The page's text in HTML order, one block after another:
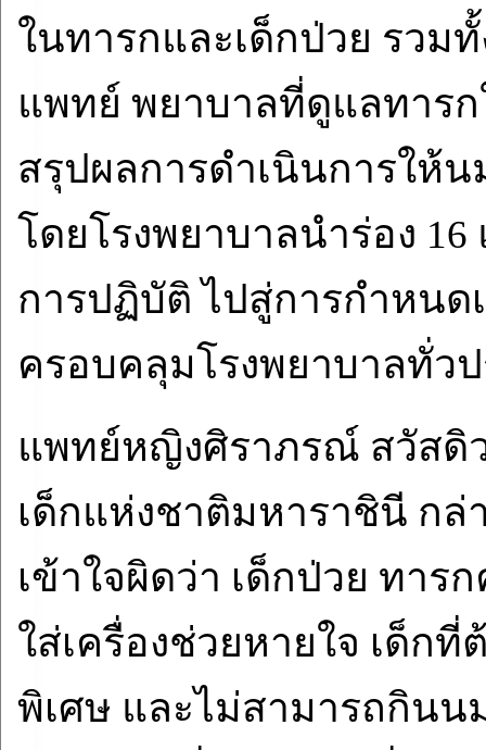
ในทารกและเด็กป่วย รวม
แพทย์ พยาบาลที่ดูแลทารก
สรุปผลการดำเนินการให้
โดยโรงพยาบาลนำร่อง
การปฏิบัติ ไปสู่การกำหนด
ครอบคลุมโรงพยาบาลทั่ว
แพทย์หญิงศิราภรณ์ สวัสดิ
เด็กแห่งชาติมหาราชินี ก
เข้าใจผิดว่า เด็กป่วย ทา
ใส่เครื่องช่วยหายใจ เด็ก
พิเศษ และไม่สามารถกิน